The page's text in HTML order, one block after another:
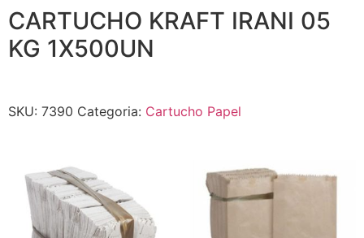
CARTUCHO KRAFT IRANI 05
KG 1X500UN
SKU: 7390 Categoria: Cartucho Papel